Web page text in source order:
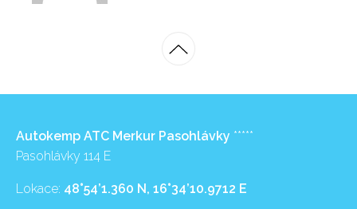
Autokemp ATC Merkur Pasohlávky *****
Pasohlávky 114 E
Lokace: 48°54’1.360 N, 16°34’10.9712 E